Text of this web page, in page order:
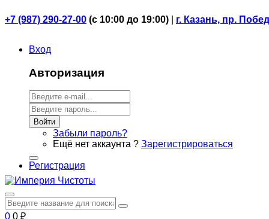
+7 (987) 290-27-00 (с 10:00 до 19:00) г. Казань, пр.
Вход
Авторизация
Войти
Забыли пароль?
Ещё нет аккаунта ? Зарегистрироваться
Регистрация
0 0 ₽